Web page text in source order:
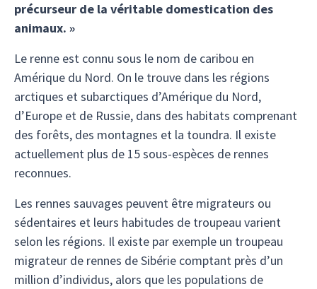
précurseur de la véritable domestication des
animaux. »
Le renne est connu sous le nom de caribou en
Amérique du Nord. On le trouve dans les régions
arctiques et subarctiques d’Amérique du Nord,
d’Europe et de Russie, dans des habitats comprenant
des forêts, des montagnes et la toundra. Il existe
actuellement plus de 15 sous-espèces de rennes
reconnues.
Les rennes sauvages peuvent être migrateurs ou
sédentaires et leurs habitudes de troupeau varient
selon les régions. Il existe par exemple un troupeau
migrateur de rennes de Sibérie comptant près d’un
million d’individus, alors que les populations de